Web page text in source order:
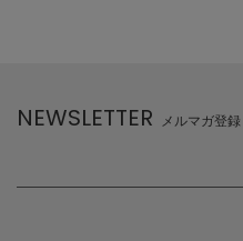
NEWSLETTER メルマガ登録